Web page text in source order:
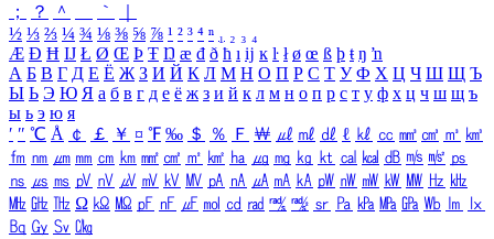
；
？ ＾ ｀
½ ⅓ ⅔ ¼ ¾ ⅛ ⅜ ⅝ ⅞ ¹ ² ³ ⁴ ⁿ ₁ ₂ ₃ ₄
Æ Ð Ħ Ĳ Ł Ø Œ Þ Ŧ Ŋ æ đ ð ħ ı ĳ ĸ ŀ ł ø œ ß þ ŧ ŋ ŉ
А Б В Г Д Е Ё Ж З И Й К Л М Н О П Р С Т У Ф Х Ц Ч Ш Щ Ъ
Ы Ь Э Ю Я а б в г д е ё ж з и й к л м н о п р с т у ф х ц ч ш щ ъ
ы ь э ю я
′ ″ ℃ Å ￠ ￡ ￥ ¤ ℉ ‰ ＄ ％ Ｆ ￦ ㎕ ㎖ ㎗ ℓ ㎘ ㏄ ㎣ ㎤ ㎥ ㎦
㎙ ㎚ ㎛ ㎜ ㎝ ㎞ ㎟ ㎠ ㎡ ㎢ ㏊ ㎍ ㎎ ㎏ ㏏ ㎈ ㎉ ㏈ ㎧ ㎨ ㎰
㎱ ㎲ ㎳ ㎴ ㎵ ㎶ ㎷ ㎸ ㎹ ㎀ ㎁ ㎂ ㎃ ㎄ ㎺ ㎻ ㎽ ㎾ ㎿ ㎐ ㎑
㎒ ㎓ ㎔ Ω ㏀ ㏁ ㎊ ㎋ ㎌ ㏖ ㏅ ㎭ ㎮ ㎯ ㏛ ㎩ ㎪ ㎫ ㎬ ㏝ ㏐
㏓
㏃ ㏉ ㏜ ㏆